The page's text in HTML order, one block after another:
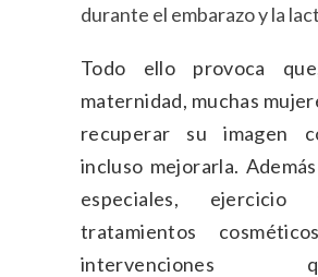
durante el embarazo y la
Todo ello provoca
maternidad, muchas
recuperar su imagen
incluso mejorarla.
especiales,
tratamientos
intervenciones